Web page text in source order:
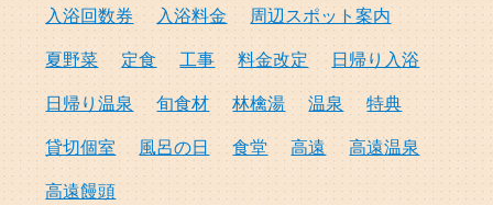
入浴回数券
入浴料金
周辺スポット案内
夏野菜
定食 工事 料金改定
日帰り入浴
日帰り温泉
旬食材 林檎湯 温泉
特典
貸切個室
風呂の日 食堂 高遠
高遠温泉
高遠饅頭